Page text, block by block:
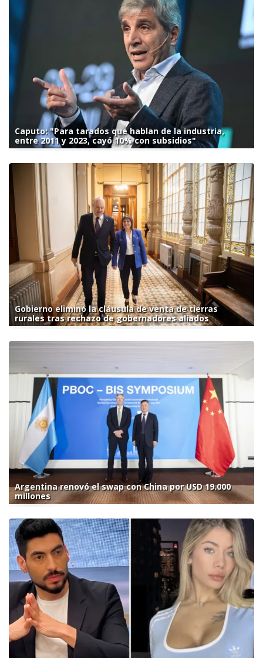
Caputo: "Para tarados que hablan de la industria,
entre 2011 y 2023, cayó 10% con subsidios"
Gobierno eliminó la cláusula de venta de tierras
rurales tras rechazo de gobernadores aliados
Argentina renovó el swap con China por USD 19.000
millones